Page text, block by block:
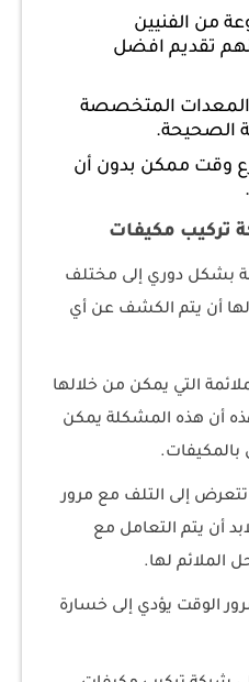
من الفنيين
تقديم افضل
والمعدات المتخصصة
الصحيحة.
وقت ممكن بدون أن
تركيب مكيفات
بشكل دوري إلى مختلف
أن يتم الكشف عن أي
التي يمكن من خلالها
أن هذه المشكلة يمكن
إلى التلف مع مرور
أن يتم التعامل مع
الملائم لها.
الوقت يؤدي إلى خسارة